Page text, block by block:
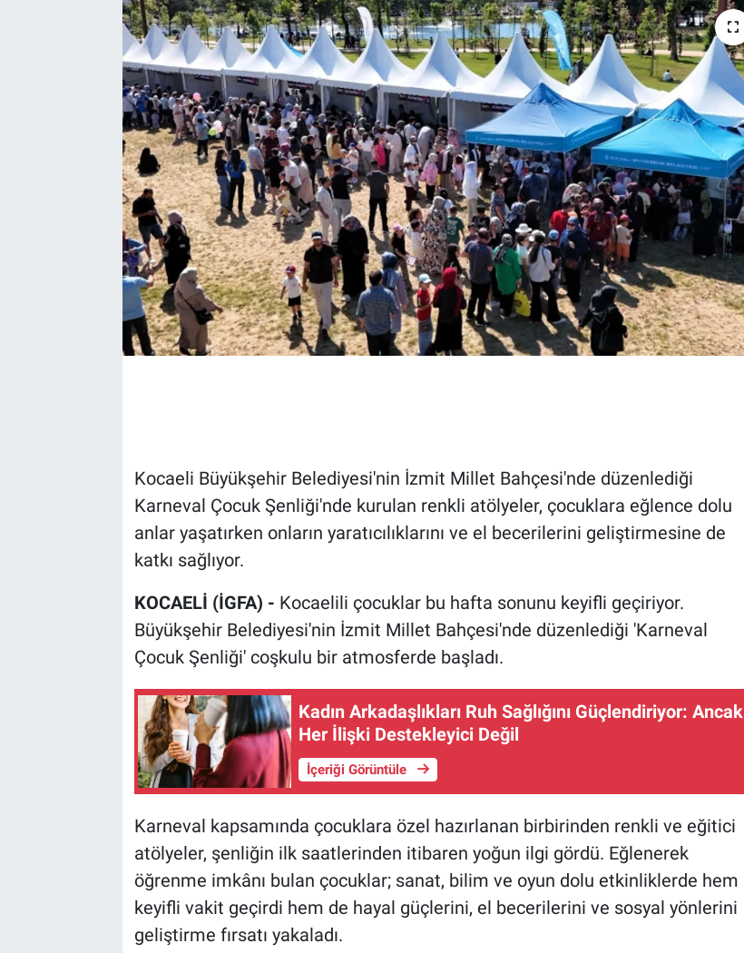
Kocaeli Büyükşehir Belediyesi'nin İzmit Millet Bahçesi'nde düzenlediği
Karneval Çocuk Şenliği'nde kurulan renkli atölyeler, çocuklara eğlence dolu
anlar yaşatırken onların yaratıcılıklarını ve el becerilerini geliştirmesine de
katkı sağlıyor.
KOCAELİ (İGFA) - Kocaelili çocuklar bu hafta sonunu keyifli geçiriyor.
Büyükşehir Belediyesi'nin İzmit Millet Bahçesi'nde düzenlediği 'Karneval
Çocuk Şenliği' coşkulu bir atmosferde başladı.
Kadın Arkadaşlıkları Ruh Sağlığını Güçlendiriyor: Ancak
Her İlişki Destekleyici Değil
İçeriği Görüntüle
Karneval kapsamında çocuklara özel hazırlanan birbirinden renkli ve eğitici
atölyeler, şenliğin ilk saatlerinden itibaren yoğun ilgi gördü. Eğlenerek
öğrenme imkânı bulan çocuklar; sanat, bilim ve oyun dolu etkinliklerde hem
keyifli vakit geçirdi hem de hayal güçlerini, el becerilerini ve sosyal yönlerini
geliştirme fırsatı yakaladı.